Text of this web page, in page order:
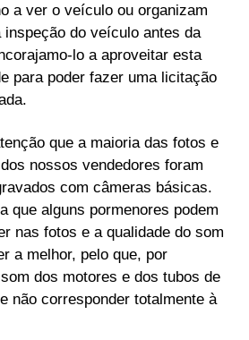
a ver o veículo ou organizam
do veículo antes da
lo a aproveitar esta
para poder fazer uma licitação
que a maioria das fotos e
nossos vendedores foram
com câmeras básicas.
que alguns pormenores podem
nas fotos e a qualidade do som
a melhor, pelo que, por
dos motores e dos tubos de
não corresponder totalmente à